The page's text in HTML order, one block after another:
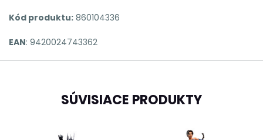
Kód produktu: 860104336
EAN: 9420024743362
SÚVISIACE PRODUKTY